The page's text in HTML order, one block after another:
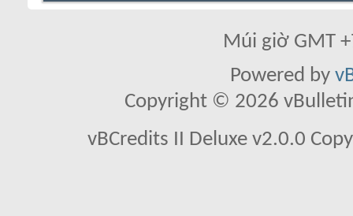
Múi giờ GMT
Powered by
Copyright © 2026
vBCredits II Deluxe v2.0.0